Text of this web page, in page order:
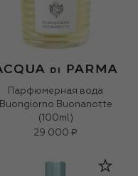
Парфюмерная вода
Buongiorno Buonanotte
(100ml)
29 000 ₽